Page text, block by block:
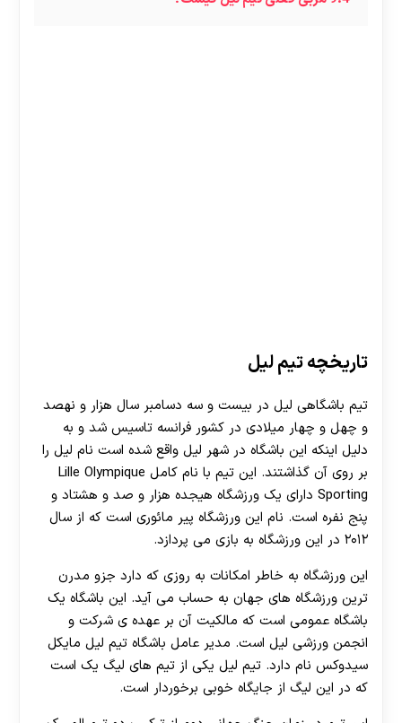
تاریخچه تیم لیل
تیم باشگاهی لیل در بیست و سه دسامبر سال هزار و نهصد
و چهل و چهار میلادی در کشور فرانسه تاسیس شد و به
دلیل اینکه این باشگاه در شهر لیل واقع شده است نام لیل را
بر روی آن گذاشتند. این تیم با نام کامل Lille Olympique
Sporting دارای یک ورزشگاه هیجده هزار و صد و هشتاد و
پنج نفره است. نام این ورزشگاه پیر مائوری است که از سال
۲۰۱۲ در این ورزشگاه به بازی می پردازد.
این ورزشگاه به خاطر امکانات به روزی که دارد جزو مدرن
ترین ورزشگاه های جهان به حساب می آید. این باشگاه یک
باشگاه عمومی است که مالکیت آن بر عهده ی شرکت و
انجمن ورزشی لیل است. مدیر عامل باشگاه تیم لیل مایکل
سیدوکس نام دارد. تیم لیل یکی از تیم های لیگ یک است
که در این لیگ از جایگاه خوبی برخوردار است.